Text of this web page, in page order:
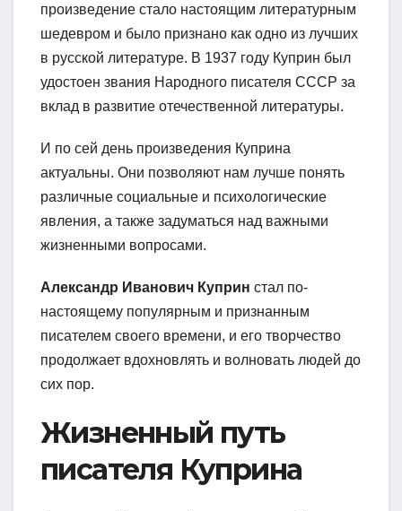
произведение стало настоящим литературным
шедевром и было признано как одно из лучших
в русской литературе. В 1937 году Куприн был
удостоен звания Народного писателя СССР за
вклад в развитие отечественной литературы.
И по сей день произведения Куприна
актуальны. Они позволяют нам лучше понять
различные социальные и психологические
явления, а также задуматься над важными
жизненными вопросами.
Александр Иванович Куприн стал по-
настоящему популярным и признанным
писателем своего времени, и его творчество
продолжает вдохновлять и волновать людей до
сих пор.
Жизненный путь
писателя Куприна